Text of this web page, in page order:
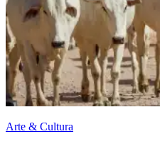
Arte & Cultura